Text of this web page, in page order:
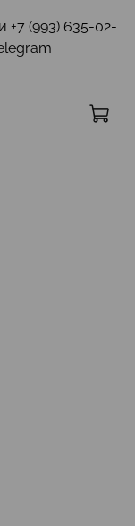
+7 (993) 635-02-